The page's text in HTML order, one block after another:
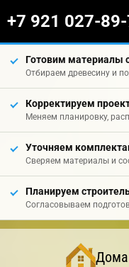
+7 921 027-
Готовим материалы
Отбираем древесину и
Корректируем
Меняем планировку,
Уточняем
Сверяем материалы и
Планируем
Согласовываем
Дома